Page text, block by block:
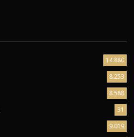
14.880
8.253
8.588
31
9.019